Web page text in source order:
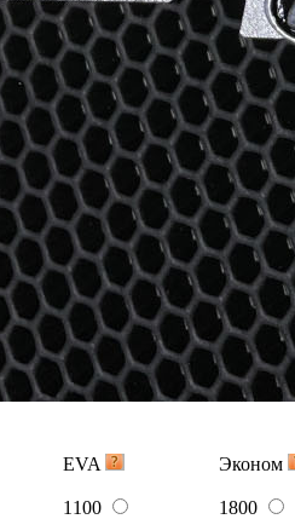
EVA
Эконом
1100 1800